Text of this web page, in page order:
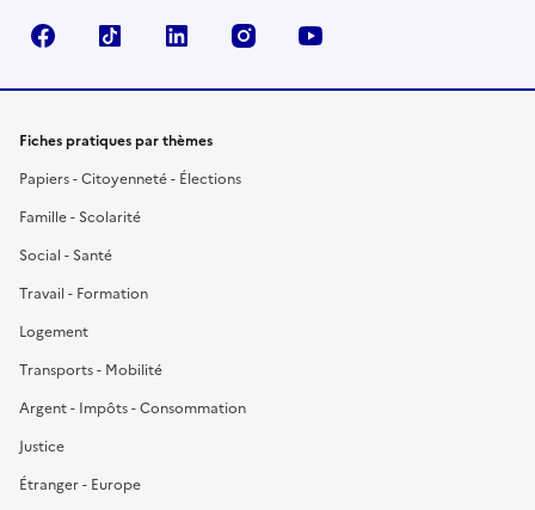
FacebookTikTok LinkedIn Instagram
Fiches pratiques par thèmes
Papiers - Citoyenneté - Élections
Famille - Scolarité
Social - Santé
Travail - Formation
Logement
Transports - Mobilité
Argent - Impôts - Consommation
Justice
Étranger - Europe